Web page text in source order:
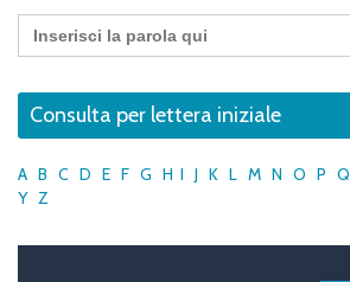
Search
for:
Consulta per lettera iniziale
A B C D E F G H I J K L M N O P Q
Y Z